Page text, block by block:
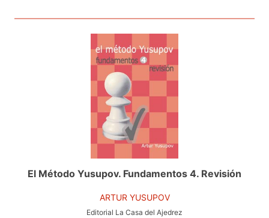
El Método Yusupov. Fundamentos 4. Revisión
ARTUR YUSUPOV
Editorial La Casa del Ajedrez